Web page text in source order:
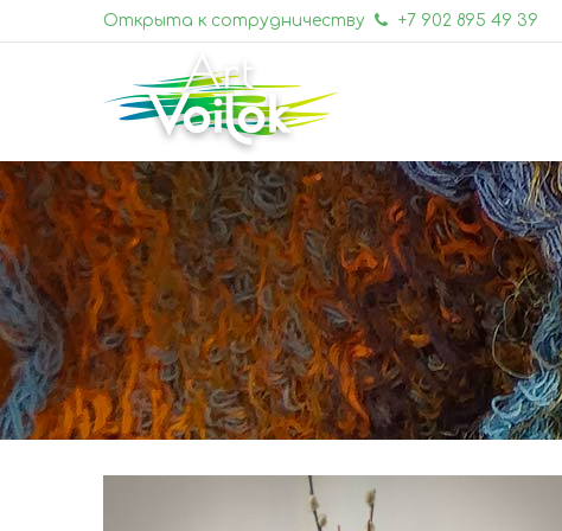
Открыта к сотрудничеству +7 902 895 49 39